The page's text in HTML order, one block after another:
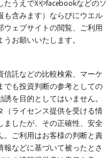
うえでXやfacebookなどのソ
も含みます）ならびにウエル
ウェブサイトの閲覧、ご利用
お願いいたします。
信託などの比較検索、マーケ
でも投資判断の参考としての
を目的としてはいません。
（ライセンス提供を受ける情
ましたが、その正確性、安全
ご利用はお客様の判断と責
などに基づいて被ったとさ